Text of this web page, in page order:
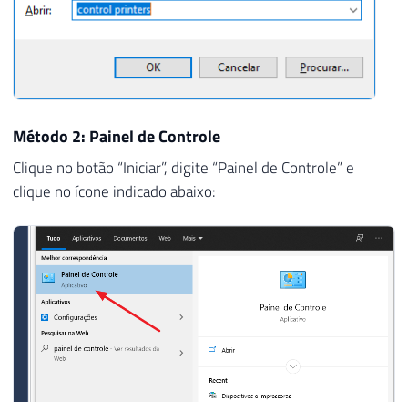
Método 2: Painel de Controle
Clique no botão “Iniciar”, digite “Painel de Controle” e
clique no ícone indicado abaixo: